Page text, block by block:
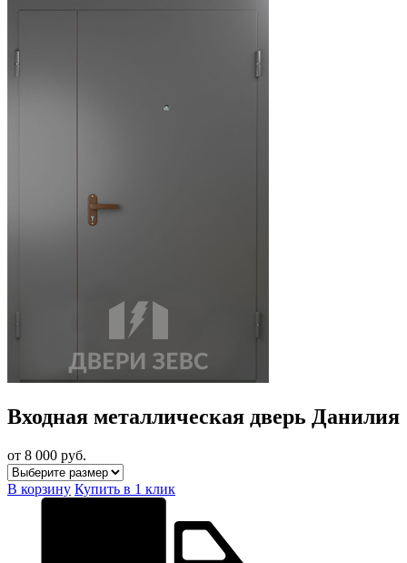
Входная металлическая дверь Данилия
от 8 000 руб.
В корзину Купить в 1 клик